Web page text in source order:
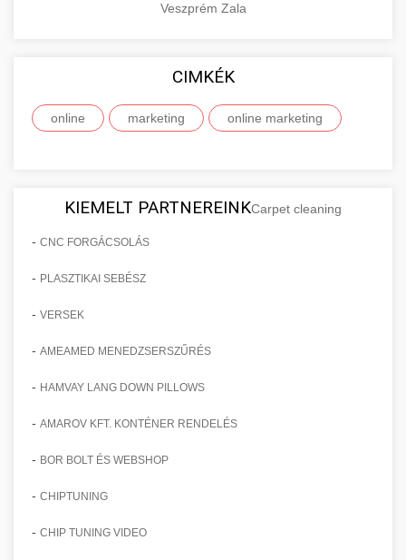
Veszprém Zala
CIMKÉK
online marketing online marketing
KIEMELT PARTNEREINKCarpet cleaning
- CNC FORGÁCSOLÁS
- PLASZTIKAI SEBÉSZ
- VERSEK
- AMEAMED MENEDZSERSZŰRÉS
- HAMVAY LANG DOWN PILLOWS
- AMAROV KFT. KONTÉNER RENDELÉS
- BOR BOLT ÉS WEBSHOP
- CHIPTUNING
- CHIP TUNING VIDEO